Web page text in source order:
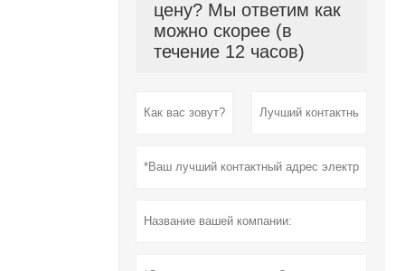
цену? Мы ответим как
можно скорее (в
течение 12 часов)